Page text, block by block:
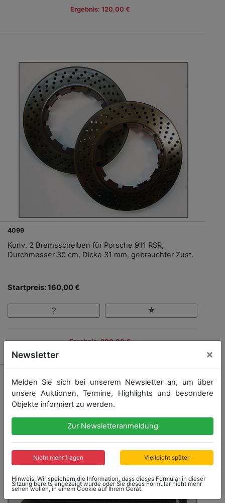
Ergebnis: 120,00 €
4099
Konv. 2 Bremsscheiben für Porsche 911 RSR,
Durchmesser 30 cm, Dicke 31 mm, gebrauchter Zust.
Startpreis: 160,00 €
Ergebnis: 200,00 €
Newsletter ×
Melden Sie sich bei unserem Newsletter an, um über
unsere Auktionen, Termine, Highlights und besondere
Objekte informiert zu werden.
Zur Newsletteranmeldung
Nicht mehr fragen Vielleicht später
Hinweis: Wir speichern die Information, dass dieses Formular in dieser
Sitzung bereits angezeigt wurde oder Sie dieses Formular nicht mehr
sehen wollen, in einem Cookie auf Ihrem Gerät.